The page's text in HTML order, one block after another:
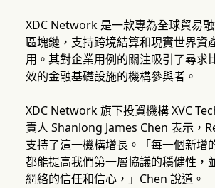
XDC Network 是一款專為全球貿易
區塊鏈，支持跨境結算和現實世界資
用。其對企業用例的關注吸引了尋求
效的金融基礎設施的機構參與者。
XDC Network 旗下投資機構 XVC
責人 Shanlong James Chen 表示，
支持了這一機構增長。「每一個新增
都能提高我們第一層協議的穩健性，
網絡的信任和信心，」Chen 說道。